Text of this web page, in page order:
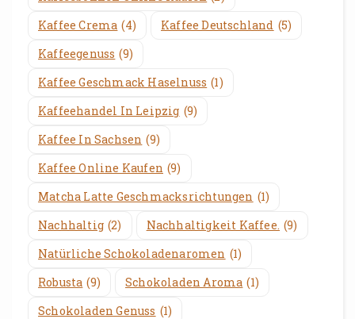
Kaffee Crema (4) Kaffee Deutschland (5)
Kaffeegenuss (9)
Kaffee Geschmack Haselnuss (1)
Kaffeehandel In Leipzig (9)
Kaffee In Sachsen (9)
Kaffee Online Kaufen (9)
Matcha Latte Geschmacksrichtungen (1)
Nachhaltig (2) Nachhaltigkeit Kaffee. (9)
Natürliche Schokoladenaromen (1)
Robusta (9) Schokoladen Aroma (1)
Schokoladen Genuss (1)